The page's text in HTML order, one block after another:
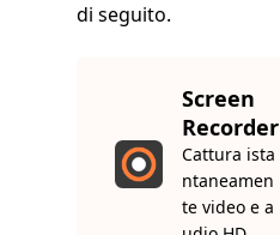
di seguito.
Screen
Recorder
Cattura ista
ntaneamen
te video e a